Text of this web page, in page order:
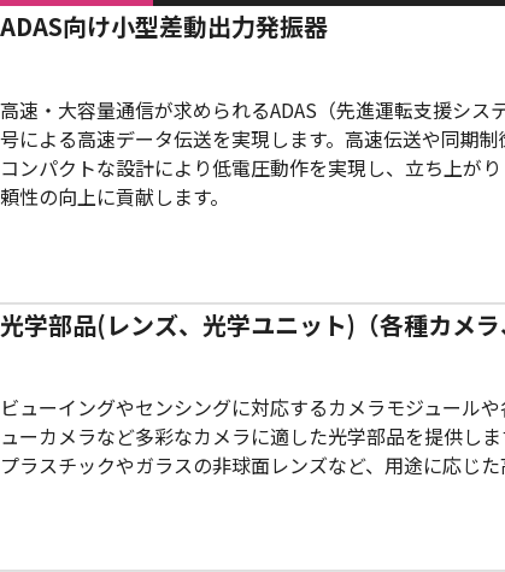
ADAS向け小型差動出力発振器
高速・大容量通信が求められるADAS（先進運転支援シ
号による高速データ伝送を実現します。高速伝送や同期
コンパクトな設計により低電圧動作を実現し、立ち上が
頼性の向上に貢献します。
光学部品(レンズ、光学ユニット)（各種カメラ
ビューイングやセンシングに対応するカメラモジュール
ューカメラなど多彩なカメラに適した光学部品を提供し
プラスチックやガラスの非球面レンズなど、用途に応じ